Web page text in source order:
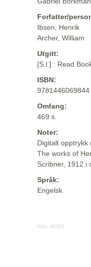
Forfatter/
Ibsen, Henrik
Archer, William
Utgitt:
[S.l.] : Read
ISBN:
9781446069844
Omfang:
469 s.
Noter:
Digitalt
The works of
Scribner, 1912 i
Språk:
Engelsk
Kilde: MODS